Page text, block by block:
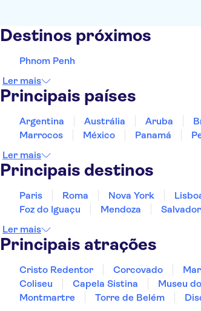
Destinos próximos
Phnom Penh
Ler mais
Principais países
Argentina Austrália Aruba
Marrocos
México Panamá
Ler mais
Principais destinos
Paris Roma Nova York
Foz do Iguaçu
Mendoza Salvador
Ler mais
Principais atrações
Cristo Redentor Corcovado
Coliseu
Capela Sistina Museu
Montmartre
Torre de Belém